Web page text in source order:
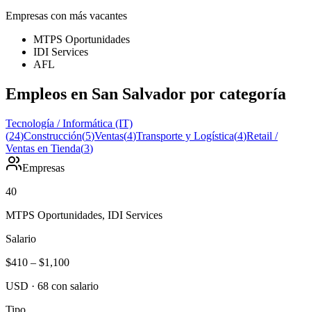
Empresas con más vacantes
MTPS Oportunidades
IDI Services
AFL
Empleos en San Salvador por categoría
Tecnología / Informática (IT)
(24)Construcción(5)Ventas(4)Transporte y Logística(4)Retail /
Ventas en Tienda(3)
Empresas
40
MTPS Oportunidades, IDI Services
Salario
$410 – $1,100
USD · 68 con salario
Tipo